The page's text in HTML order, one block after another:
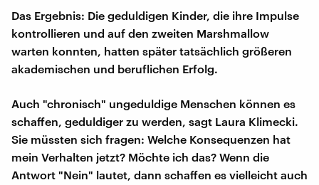
Das Ergebnis: Die geduldigen Kinder, die ihre Impulse
kontrollieren und auf den zweiten Marshmallow
warten konnten, hatten später tatsächlich größeren
akademischen und beruflichen Erfolg.
Auch "chronisch" ungeduldige Menschen können es
schaffen, geduldiger zu werden, sagt Laura Klimecki.
Sie müssten sich fragen: Welche Konsequenzen hat
mein Verhalten jetzt? Möchte ich das? Wenn die
Antwort "Nein" lautet, dann schaffen es vielleicht auch